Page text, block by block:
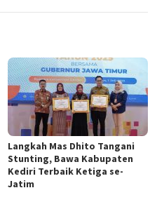
Langkah Mas Dhito Tangani
Stunting, Bawa Kabupaten
Kediri Terbaik Ketiga se-
Jatim